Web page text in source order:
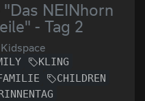
NEINhorn
- Tag 2
Kidspace
KLING
CHILDREN